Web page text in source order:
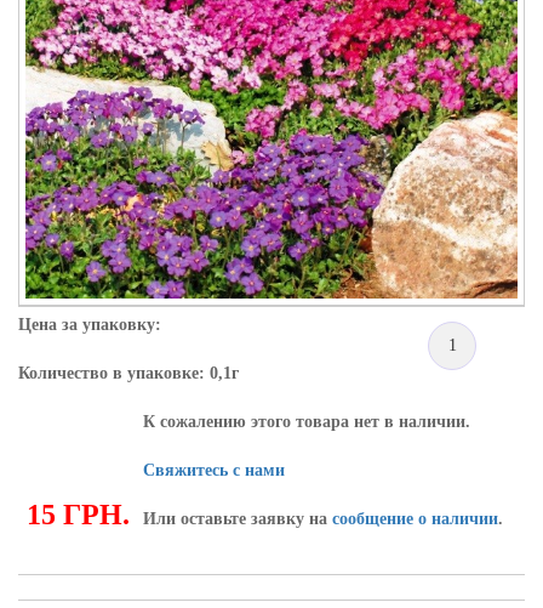
Цена за упаковку:
Количество в упаковке: 0,1г
1
15 ГРН.
К сожалению этого товара нет в наличии.
Свяжитесь с нами
Или оставьте заявку на сообщение о наличии.